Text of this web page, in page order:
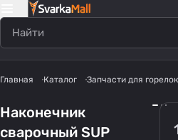
Главная Каталог Запчасти для горелок
Наконечник
сварочный SUP